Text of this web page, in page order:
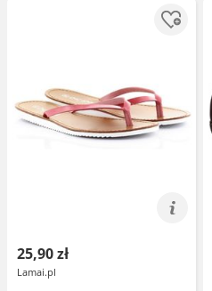
25,90 zł
Lamai.pl